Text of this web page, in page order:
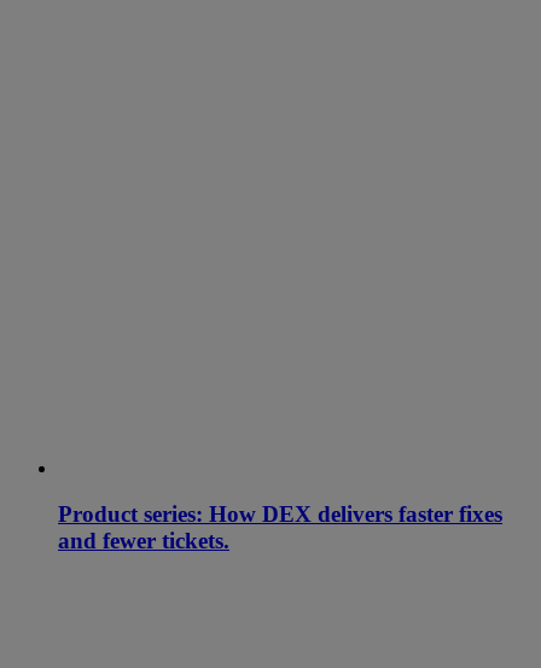
Product series: How DEX delivers faster fixes
and fewer tickets.